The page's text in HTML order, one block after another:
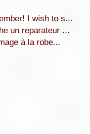
I wish to s...
un reparateur ...
à la robe...